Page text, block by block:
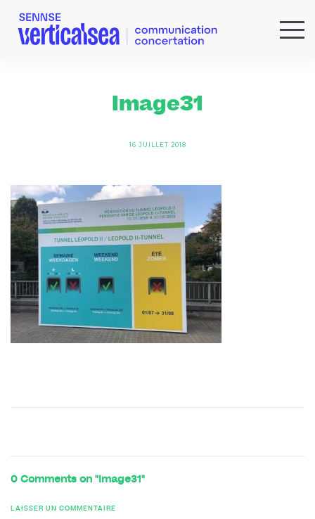
Image31
16 JUILLET 2018
0 Comments on "Image31"
LAISSER UN COMMENTAIRE